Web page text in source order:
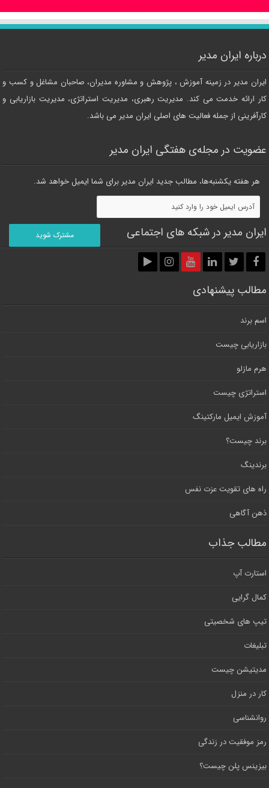
درباره ایران مدیر
ایران مدیر در زمینه آموزش ، پژوهش و مشاوره مدیران، صاحبان مشاغل و کسب و
کار ارائه خدمت می کند. مدیریت رهبری، مدیریت استراتژی، مدیریت بازاریابی و
کارآفرینی از جمله فعالیت های اصلی ایران مدیر می باشد.
عضویت در مجله‌ی هفتگی ایران مدیر
هر هفته یکشنبه‌ها، مطالب جدید ایران مدیر برای شما ایمیل خواهد شد.
ایران مدیر در شبکه های اجتماعی
مطالب پیشنهادی
اسم برند
بازاریابی چیست
هرم مازلو
استراتژی چیست
آموزش ایمیل مارکتینگ
برند چیست؟
برندینگ
راه های تقویت عزت نفس
ذهن آگاهی
مطالب جذاب
استارت آپ
کمال گرایی
تیپ های شخصیتی
تبلیغات
مدیتیشن چیست
کار در منزل
روانشناسی
رمز موفقیت در زندگی
بیزینس پلن چیست؟